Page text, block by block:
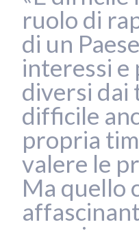
ruolo di
di un
interessi e
diversi dai
difficile
propria
valere le
Ma quello